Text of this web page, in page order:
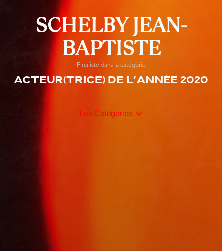
SCHELBY JEAN-
BAPTISTE
Finaliste dans la catégorie
Acteur(trice) de l'année 2020
Les Catégories